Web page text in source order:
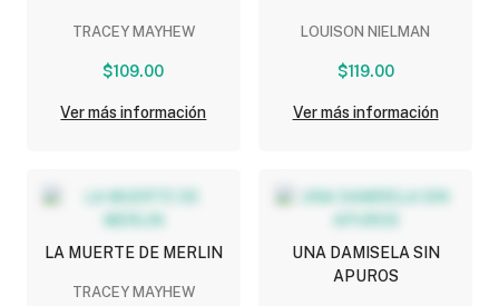
TRACEY MAYHEW
$109.00
Ver más información
LOUISON NIELMAN
$119.00
Ver más información
LA MUERTE DE MERLIN
TRACEY MAYHEW
UNA DAMISELA SIN
APUROS